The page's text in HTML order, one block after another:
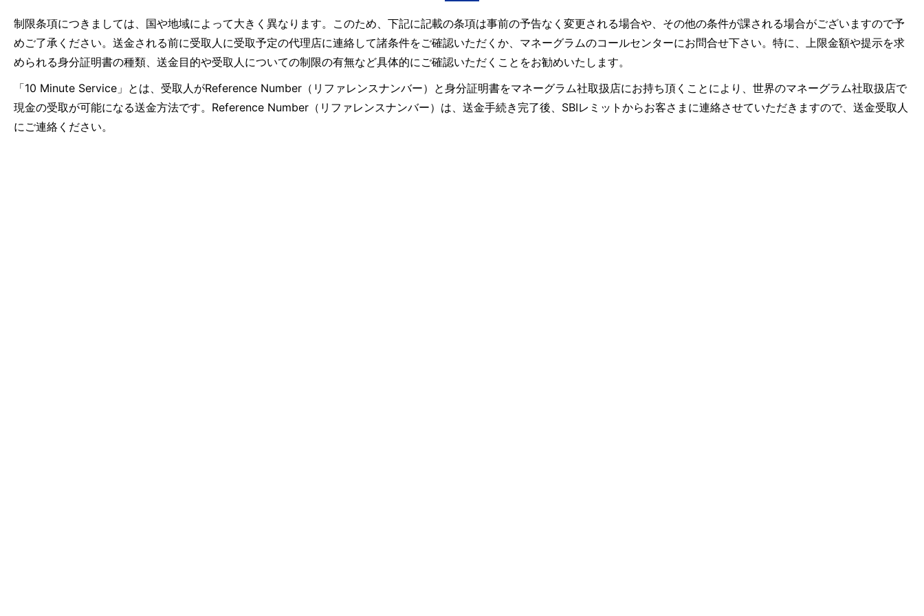
制限条項につきましては、国や地域によって大きく異なります。このため、下記に記載の条項は事前の予告なく変更される場合や、その他の条件が課される場合がございますので予
めご了承ください。送金される前に受取人に受取予定の代理店に連絡して諸条件をご確認いただくか、マネーグラムのコールセンターにお問合せ下さい。特に、上限金額や提示を求
められる身分証明書の種類、送金目的や受取人についての制限の有無など具体的にご確認いただくことをお勧めいたします。
「10 Minute Service」とは、受取人がReference Number（リファレンスナンバー）と身分証明書をマネーグラム社取扱店にお持ち頂くことにより、世界のマネーグラム社取扱店で
現金の受取が可能になる送金方法です。Reference Number（リファレンスナンバー）は、送金手続き完了後、SBIレミットからお客さまに連絡させていただきますので、送金受取人
にご連絡ください。